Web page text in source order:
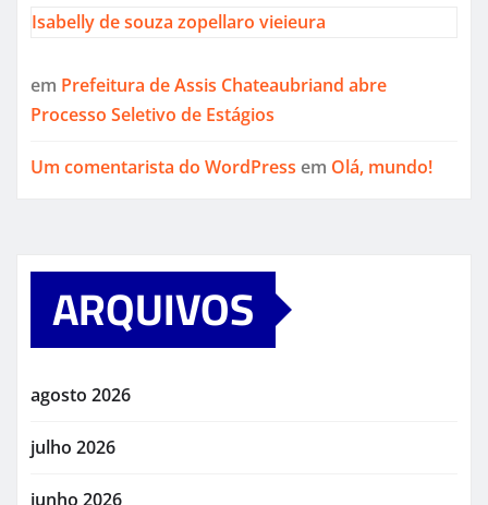
Isabelly de souza zopellaro vieieura
em Prefeitura de Assis Chateaubriand abre
Processo Seletivo de Estágios
Um comentarista do WordPress em Olá, mundo!
ARQUIVOS
agosto 2026
julho 2026
junho 2026